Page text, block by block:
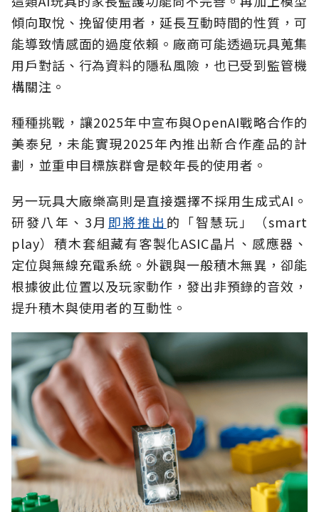
傾向取悅、挽留使用者，延長互動時間的性質，可
能導致情感面的過度依賴。廠商可能透過玩具蒐集
用戶對話、行為資料的隱私風險，也已受到監管機
構關注。
種種挑戰，讓2025年中宣布與OpenAI戰略合作的
美泰兒，未能實現2025年內推出新合作產品的計
劃，並重申目標族群會是較年長的使用者。
另一玩具大廠樂高則是直接選擇不採用生成式AI。
研發八年、3月 即將推出的「智慧玩」（smart
play）積木套組藏有客製化ASIC晶片、感應器、
定位與無線充電系統。外觀與一般積木無異，卻能
根據彼此位置以及玩家動作，發出非預錄的音效，
提升積木與使用者的互動性。